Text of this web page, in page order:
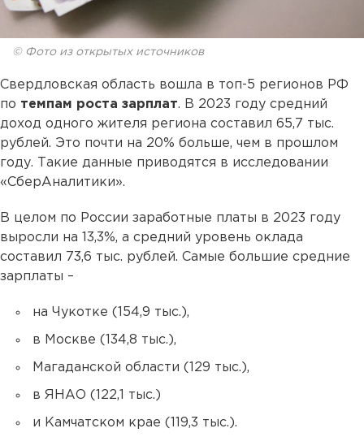
© Фото из открытых источников
Свердловская область вошла в топ-5 регионов РФ
по темпам роста зарплат. В 2023 году средний
доход одного жителя региона составил 65,7 тыс.
рублей. Это почти на 20% больше, чем в прошлом
году. Такие данные приводятся в исследовании
«СберАналитики».
В целом по России заработные платы в 2023 году
выросли на 13,3%, а средний уровень оклада
составил 73,6 тыс. рублей. Самые большие средние
зарплаты –
на Чукотке (154,9 тыс.),
в Москве (134,8 тыс.),
Магаданской области (129 тыс.),
в ЯНАО (122,1 тыс.)
и Камчатском крае (119,3 тыс.).